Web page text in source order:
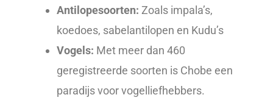
Antilopesoorten: Zoals impala’s,
koedoes, sabelantilopen en Kudu’s
Vogels: Met meer dan 460
geregistreerde soorten is Chobe een
paradijs voor vogelliefhebbers.